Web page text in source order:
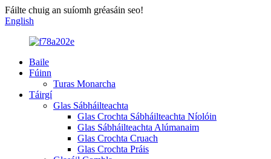
Fáilte chuig an suíomh gréasáin seo!
English
Baile
Fúinn
Turas Monarcha
Táirgí
Glas Sábháilteachta
Glas Crochta Sábháilteachta Níolóin
Glas Sábháilteachta Alúmanaim
Glas Crochta Cruach
Glas Crochta Práis